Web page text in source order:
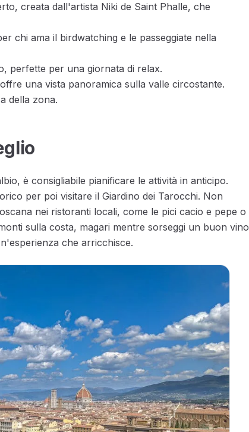
creata dall'artista Niki de Saint Phalle, che
chi ama il birdwatching e le passeggiate nella
perfette per una giornata di relax.
una vista panoramica sulla valle circostante.
della zona.
è consigliabile pianificare le attività in anticipo.
per poi visitare il Giardino dei Tarocchi. Non
nei ristoranti locali, come le pici cacio e pepe o
sulla costa, magari mentre sorseggi un buon vino
che arricchisce.